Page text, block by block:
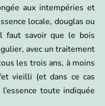
aux intempéries et
locale, douglas ou
faut savoir que le bois
avec un traitement
les trois ans, à moins
vieilli (et dans ce cas
toute indiquée